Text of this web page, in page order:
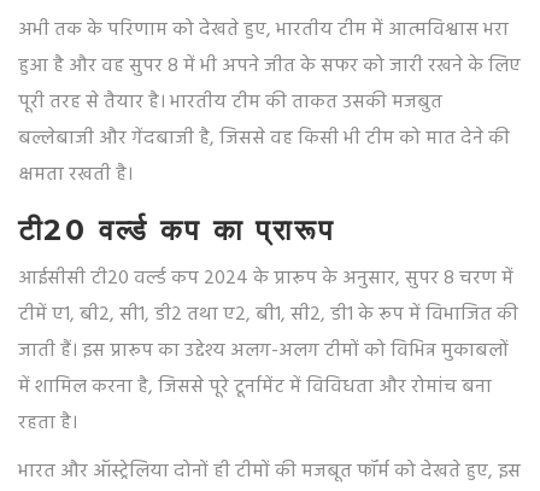
अभी तक के परिणाम को देखते हुए, भारतीय टीम में आत्मविश्वास भरा
हुआ है और वह सुपर 8 में भी अपने जीत के सफर को जारी रखने के लिए
पूरी तरह से तैयार है। भारतीय टीम की ताकत उसकी मजबुत
बल्लेबाजी और गेंदबाजी है, जिससे वह किसी भी टीम को मात देने की
क्षमता रखती है।
टी20 वर्ल्ड कप का प्रारूप
आईसीसी टी20 वर्ल्ड कप 2024 के प्रारूप के अनुसार, सुपर 8 चरण में
टीमें ए1, बी2, सी1, डी2 तथा ए2, बी1, सी2, डी1 के रूप में विभाजित की
जाती हैं। इस प्रारूप का उद्देश्य अलग-अलग टीमों को विभिन्न मुकाबलों
में शामिल करना है, जिससे पूरे टूर्नामेंट में विविधता और रोमांच बना
रहता है।
भारत और ऑस्ट्रेलिया दोनों ही टीमों की मजबूत फॉर्म को देखते हुए, इस